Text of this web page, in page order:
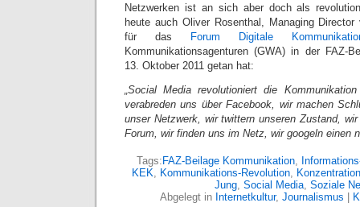
Netzwerken ist an sich aber doch als
heute auch Oliver Rosenthal, Managing
für das
Forum Digitale
Kommunikationsagenturen (GWA) in der FAZ-
13. Oktober 2011 getan hat:
„Social Media revolutioniert die
verabreden uns über Facebook, wir machen
unser Netzwerk, wir twittern unseren Zustand,
Forum, wir finden uns im Netz, wir googeln einen
Tags: FAZ-Beilage Kommunikation,
KEK, Kommunikations-Revolution,
Jung, Social Media, Soziale
Abgelegt in Internetkultur, Journalismus